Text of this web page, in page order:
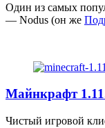
Один из самых
— Nodus (он же
Майнкрафт
Чистый игровой